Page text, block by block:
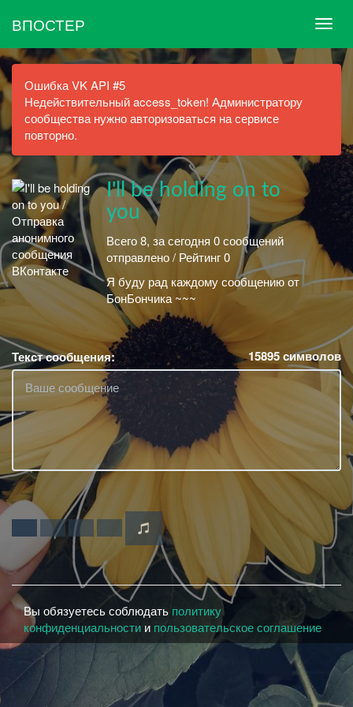
ВПОСТЕР
Ошибка VK API #5
Недействительный access_token! Администратору
сообщества нужно авторизоваться на сервисе
повторно.
I'll be holding on to
you
Всего 8, за сегодня 0 сообщений
отправлено / Рейтинг 0
Я буду рад каждому сообщению от
БонБончика ~~~
Текст сообщения: 15895символов
Вы обязуетесь соблюдать политику
конфиденциальности и пользовательское соглашение